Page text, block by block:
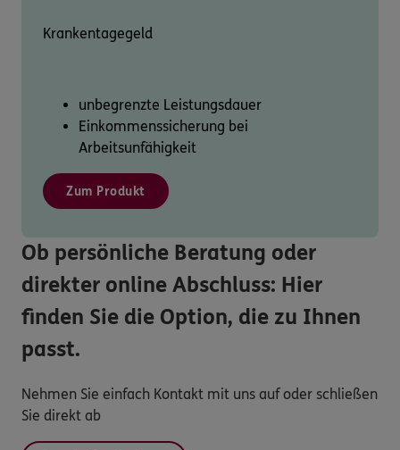
Krankentagegeld
unbegrenzte Leistungsdauer
Einkommenssicherung bei
Arbeitsunfähigkeit
Zum Produkt
Ob persönliche Beratung oder
direkter online Abschluss: Hier
finden Sie die Option, die zu Ihnen
passt.
Nehmen Sie einfach Kontakt mit uns auf oder schließen
Sie direkt ab